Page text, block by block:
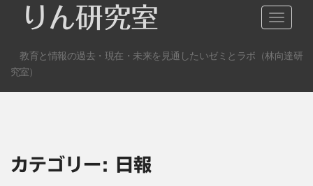
o
りん研究室
教育と情報の過去・現在・未来を見通したいゼミとラボ（林向達研
究室）
カテゴリー: 日報